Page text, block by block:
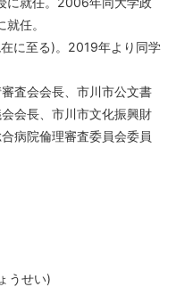
任。
に至る)。2019年より同学
査会会長、市川市公文書
会長、市川市文化振興財
病院倫理審査委員会委員
うせい)